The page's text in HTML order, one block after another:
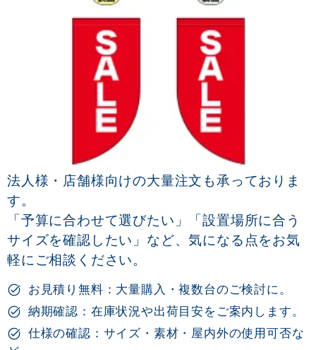
法人様・店舗様向けの大量注文も承っておりま
す。
「予算に合わせて選びたい」「設置場所に合う
サイズを確認したい」など、気になる点をお気
軽にご相談ください。
お見積り無料：大量購入・複数台のご検討に。
納期確認：在庫状況や出荷目安をご案内します。
仕様の確認：サイズ・素材・屋内外の使用可否な